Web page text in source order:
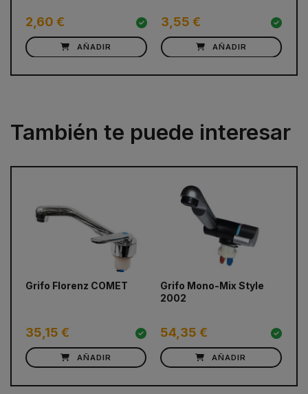
2,60 €
AÑADIR
3,55 €
AÑADIR
También te puede interesar
Grifo Florenz COMET
35,15 €
AÑADIR
Grifo Mono-Mix Style
2002
54,35 €
AÑADIR